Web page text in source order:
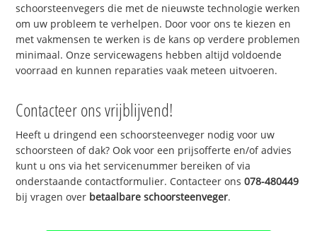
schoorsteenvegers die met de nieuwste technologie werken
om uw probleem te verhelpen. Door voor ons te kiezen en
met vakmensen te werken is de kans op verdere problemen
minimaal. Onze servicewagens hebben altijd voldoende
voorraad en kunnen reparaties vaak meteen uitvoeren.
Contacteer ons vrijblijvend!
Heeft u dringend een schoorsteenveger nodig voor uw
schoorsteen of dak? Ook voor een prijsofferte en/of advies
kunt u ons via het servicenummer bereiken of via
onderstaande contactformulier. Contacteer ons078-480449
bij vragen over betaalbare schoorsteenveger.